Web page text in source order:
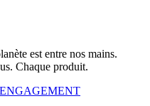
est entre nos mains.
Chaque produit.